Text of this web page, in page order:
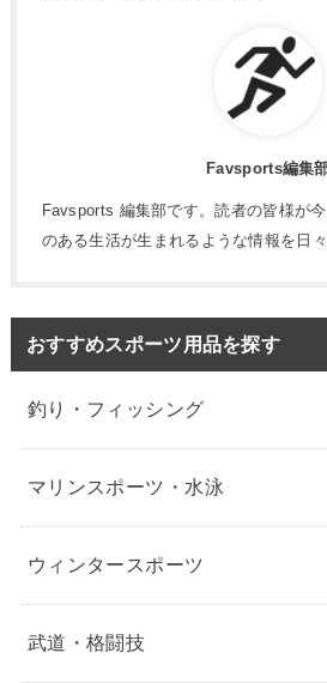
Favsports編集
Favsports 編集部です。読者の皆様が
のある生活が生まれるような情報を日
おすすめスポーツ用品を探す
釣り・フィッシング
マリンスポーツ・水泳
ウィンタースポーツ
武道・格闘技